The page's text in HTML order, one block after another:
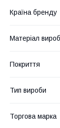
Країна бренду
Матеріал
Покриття
Тип вироби
Торгова марка